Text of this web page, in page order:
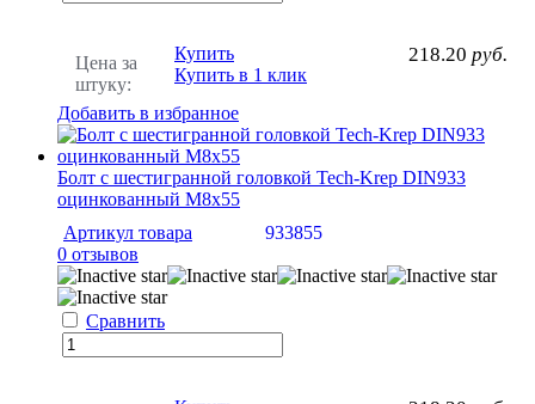
Цена за
штуку:
218.20 руб.
Купить
Купить в 1 клик
Добавить в избранное
Болт с шестигранной головкой Tech-Krep DIN933
оцинкованный М8х55
Артикул товара
933855
0 отзывов
Сравнить